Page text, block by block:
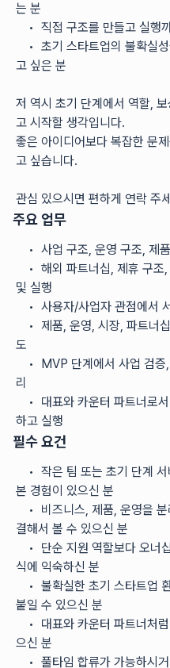
는 분
•	직접 구조를 만들고 실
고 싶은 분
저 역시 초기 단계에서 역할,
고 시작할 생각입니다.
좋은 아이디어보다 복잡한 문
고 싶습니다.
관심 있으시면 편하게 연락 주
주요 업무
•	사업 구조, 운영 구조,
및 실행
•	사용자/사업자 관점에서
도
리
하고 실행
필수 요건
본 경험이 있으신 분
결해서 볼 수 있으신 분
식에 익숙하신 분
붙일 수 있으신 분
으신 분